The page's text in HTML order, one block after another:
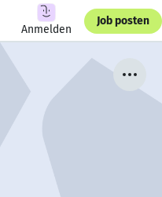
Anmelden
Job posten